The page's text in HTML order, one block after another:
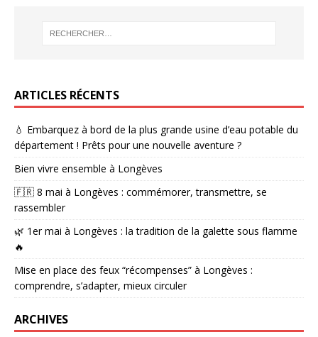
ARTICLES RÉCENTS
💧 Embarquez à bord de la plus grande usine d’eau potable du
département ! Prêts pour une nouvelle aventure ?
Bien vivre ensemble à Longèves
🇫🇷 8 mai à Longèves : commémorer, transmettre, se
rassembler
🌿 1er mai à Longèves : la tradition de la galette sous flamme
🔥
Mise en place des feux “récompenses” à Longèves :
comprendre, s’adapter, mieux circuler
ARCHIVES